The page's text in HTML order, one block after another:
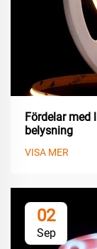
Fördelar med
belysning
VISA MER
02
Sep